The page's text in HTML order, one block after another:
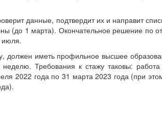
данные, подтвердит их и направит
(до 1 марта). Окончательное решение по
июля.
должен иметь профильное высшее
Требования к стажу таковы:
2022 года по 31 марта 2023 года (при